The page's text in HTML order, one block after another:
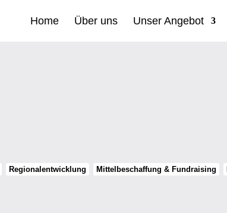
Home Über uns Unser Angebot
Regionalentwicklung Mittelbeschaffung & Fundraising